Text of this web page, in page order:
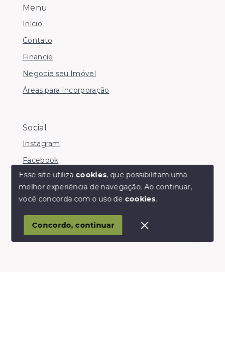
Olá! somos da Linkmob, como podemos ajudar?
Menu
Início
Contato
Financie
Negocie seu Imóvel
Áreas para Incorporação
Social
Instagram
Facebook
© Copyright 2026 - Youinvest - Todos os direitos
SITE PARA IMOBILIARIA
Esse site utiliza cookies, que possibilitam uma
melhor experiência de navegação.Ao continuar,
você concorda com o uso de cookies.
Concordo, continuar